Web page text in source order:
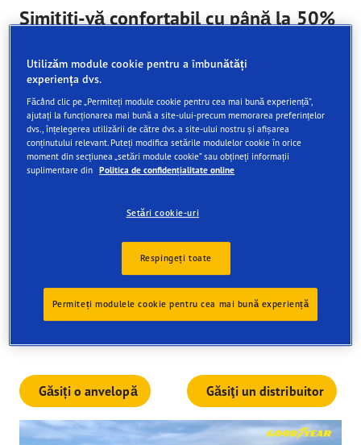
Simițiți-vă confortabil cu până la 50%
dumneavoastră*
Tehnologia noastră SoundComfort oferă o ținută de drum
mai silențioasă și mai confortabilă, reducând nivelul de
zgomot interior al vehiculului dumneavoastră cu până la
50%*.
Faceți clic pe pictogramele din partea dreaptă pentru a
vs
Găsiți o anvelopă Găsiţi un distribuitor
Utilizăm module cookie pentru a îmbunătăți
experiența dvs.
Făcând clic pe „Permiteți module cookie pentru cea mai bună experiență”,
ajutați la funcționarea mai bună a site-ului-precum memorarea preferințelor
dvs., înțelegerea utilizării de către dvs. a site-ului nostru și afișarea
conținutului relevant. Puteți modifica setările modulelor cookie în orice
moment din secțiunea „setări module cookie” sau obțineți informații
suplimentare din Politica de confidențialitate online
Setări cookie-uri
Respingeți toate
Permiteți modulele cookie pentru cea mai bună experiență